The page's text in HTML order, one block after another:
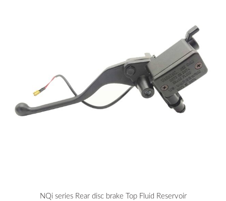
NQi series Rear disc brake Top Fluid Reservoir